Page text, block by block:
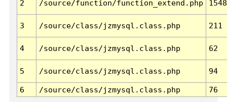
2 /source/function/function_extend.php 1548
3 /source/class/jzmysql.class.php 211
4 /source/class/jzmysql.class.php 62
5 /source/class/jzmysql.class.php 94
6 /source/class/jzmysql.class.php 76